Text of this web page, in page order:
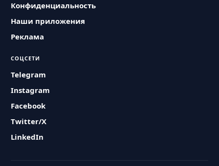
Конфиденциальность
Наши приложения
Реклама
СОЦСЕТИ
Telegram
Instagram
Facebook
Twitter/X
LinkedIn